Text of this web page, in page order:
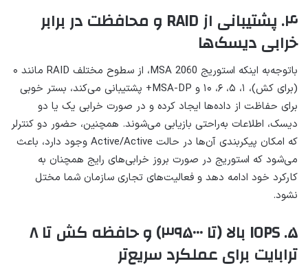
۴. پشتیبانی از RAID و محافظت در برابر
خرابی دیسک‌ها
باتوجه‌به اینکه استوریج MSA 2060، از سطوح مختلف RAID مانند ۰
(برای کش)، ۱، ۵، ۶، ۱۰ و MSA-DP+ پشتیبانی می‌کند، بستر خوبی
برای حفاظت از داده‌ها ایجاد کرده و در صورت خرابی یک یا دو
دیسک، اطلاعات به‌راحتی بازیابی می‌شوند. همچنین، حضور دو کنترلر
که امکان پیکربندی آن‌ها در حالت Active/Active وجود دارد، باعث
می‌شود که استوریج در صورت بروز خرابی‌های رایج همچنان به
کارکرد خود ادامه دهد و فعالیت‌های تجاری سازمان شما مختل
نشود.
۵. IOPS بالا (تا ۳۹۵۰۰۰) و حافظه کش تا ۸
ترابایت برای عملکرد سریع‌تر